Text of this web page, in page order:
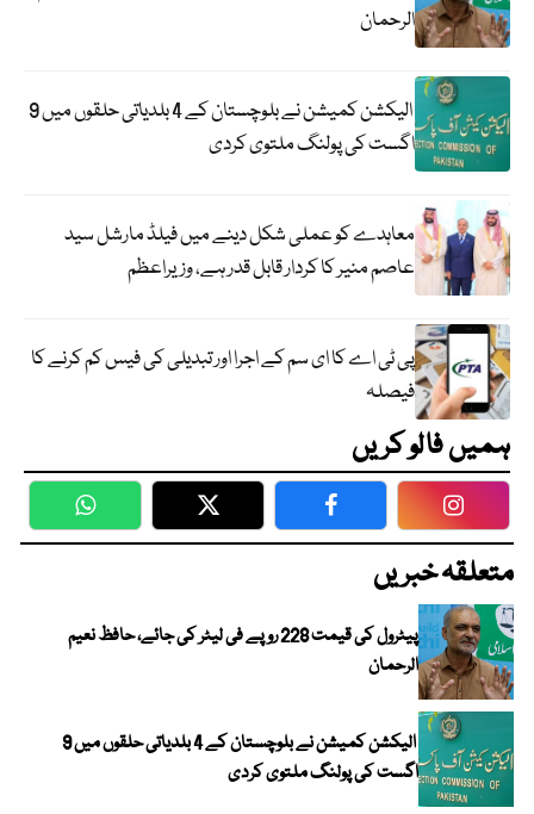
الرحمان
الیکشن کمیشن نے بلوچستان کے 4 بلدیاتی حلقوں میں 9
اگست کی پولنگ ملتوی کردی
معاہدے کو عملی شکل دینے میں فیلڈ مارشل سید
عاصم منیر کا کردار قابل قدر ہے، وزیراعظم
پی ٹی اے کا ای سم کے اجرا اور تبدیلی کی فیس کم کرنے کا
فیصلہ
ہمیں فالو کریں
WhatsApp Twitter Facebook
متعلقہ خبریں
پیٹرول کی قیمت 228 روپے فی لیٹر کی جائے، حافظ نعیم
الرحمان
الیکشن کمیشن نے بلوچستان کے 4 بلدیاتی حلقوں میں 9
اگست کی پولنگ ملتوی کردی